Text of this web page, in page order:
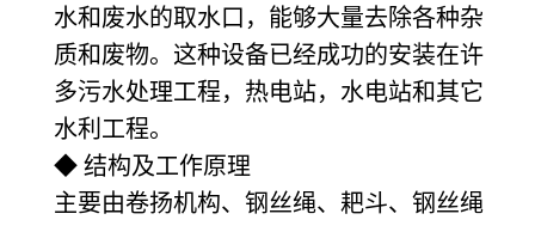
水和废水的取水口，能够大量去除各种杂
质和废物。这种设备已经成功的安装在许
多污水处理工程，热电站，水电站和其它
水利工程。
◆ 结构及工作原理
主要由卷扬机构、钢丝绳、耙斗、钢丝绳